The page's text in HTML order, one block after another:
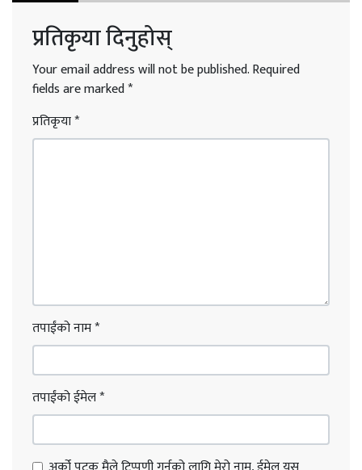
प्रतिकृया दिनुहोस्
Your email address will not be published.Required
fields are marked*
प्रतिकृया*
तपाईंको नाम*
तपाईंको ईमेल*